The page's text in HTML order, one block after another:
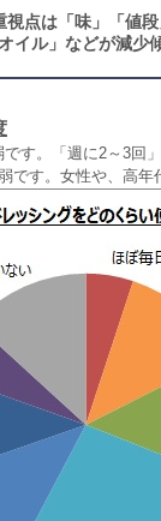
視点は「味」「値
イル」などが減少
です。「週に2～3回
です。女性や、高